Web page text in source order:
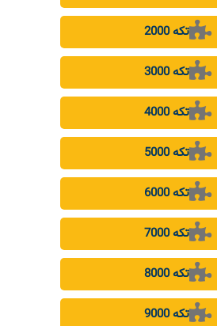
2000 تکه
3000 تکه
4000 تکه
5000 تکه
6000 تکه
7000 تکه
8000 تکه
9000 تکه